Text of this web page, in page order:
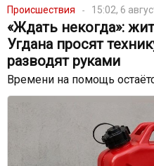
Происшествия 15:02, 6
«Ждать некогда»:
Угдана просят
разводят руками
Времени на помощь